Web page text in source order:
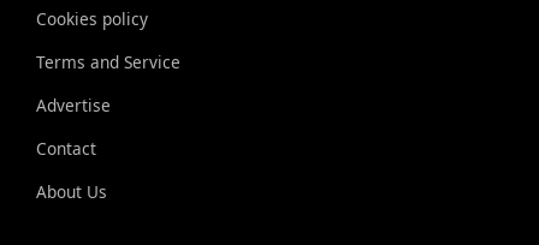
Cookies policy
Terms and Service
Advertise
Contact
About Us